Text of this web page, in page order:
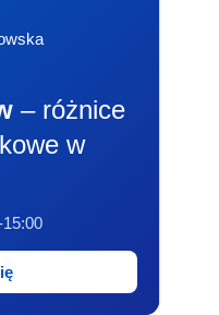
– różnice
w